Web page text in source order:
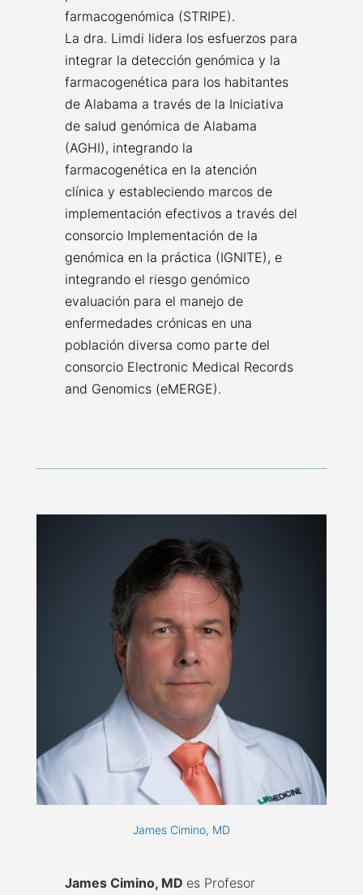
farmacogenómica (STRIPE).
La dra. Limdi lidera los esfuerzos para
integrar la detección genómica y la
farmacogenética para los habitantes
de Alabama a través de la Iniciativa
de salud genómica de Alabama
(AGHI), integrando la
farmacogenética en la atención
clínica y estableciendo marcos de
implementación efectivos a través del
consorcio Implementación de la
genómica en la práctica (IGNITE), e
integrando el riesgo genómico
evaluación para el manejo de
enfermedades crónicas en una
población diversa como parte del
consorcio Electronic Medical Records
and Genomics (eMERGE).
James Cimino, MD
James Cimino, MD es Profesor